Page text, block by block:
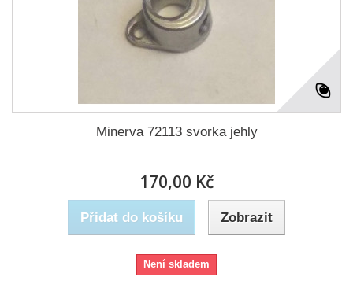
Minerva 72113 svorka jehly
170,00 Kč
Přidat do košíku Zobrazit
Není skladem